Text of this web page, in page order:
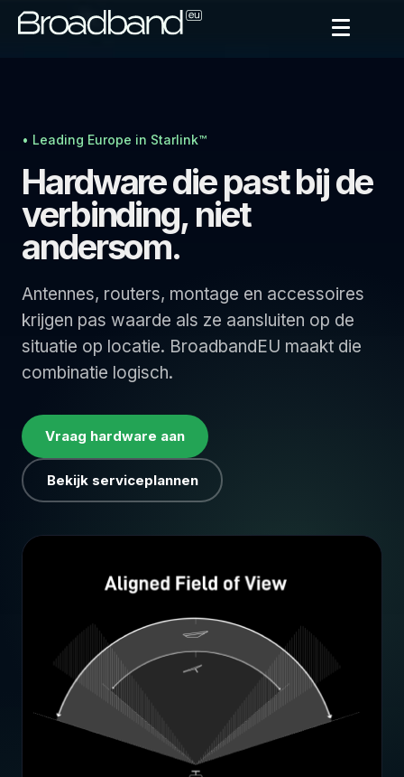
• Leading Europe in Starlink™
Hardware die past bij de
verbinding, niet
andersom.
Antennes, routers, montage en accessoires
krijgen pas waarde als ze aansluiten op de
situatie op locatie. BroadbandEU maakt die
combinatie logisch.
Vraag hardware aan
Bekijk serviceplannen